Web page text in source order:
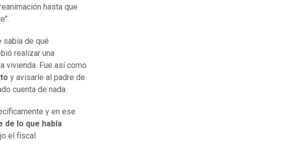
hasta que
sabía de qué
realizar una
vivienda. Fue así como
y avisarle al padre de
cuenta de nada.
y en ese
de lo que había
el fiscal.